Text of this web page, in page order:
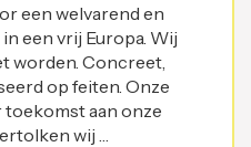
een welvarend en
een vrij Europa. Wij
worden. Concreet,
op feiten. Onze
aan onze
wij …